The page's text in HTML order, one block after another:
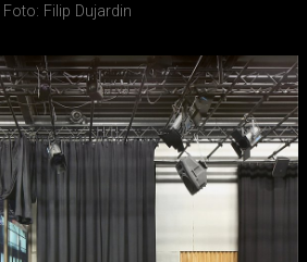
Foto: Filip Dujardin